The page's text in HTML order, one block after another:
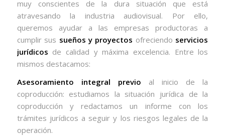
muy conscientes de la dura situación que está
atravesando la industria audiovisual. Por ello,
queremos ayudar a las empresas productoras a
cumplir sus sueños y proyectos ofreciendo servicios
jurídicos de calidad y máxima excelencia. Entre los
mismos destacamos:
Asesoramiento integral previo al inicio de la
coproducción: estudiamos la situación jurídica de la
coproducción y redactamos un informe con los
trámites jurídicos a seguir y los riesgos legales de la
operación.